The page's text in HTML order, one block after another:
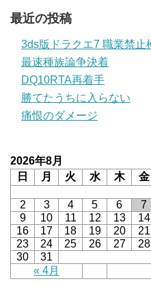
最近の投稿
3ds版ドラクエ7 職業禁止
最速種族論争決着
DQ10RTA再着手
勝てたうちに入らない
痛恨のダメージ
2026年8月
日
月 火 水 木 金
« 4月
2
3 4 5 6 7
9
10 11 12 13 14
16
17 18 19 20 21
23
24 25 26 27 28
30
31